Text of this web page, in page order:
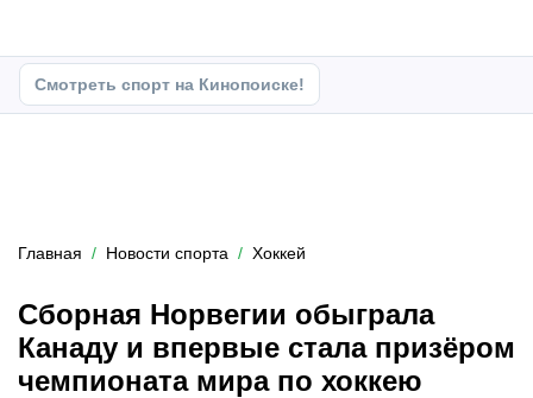
Смотреть спорт на Кинопоиске!
Главная Новости спорта Хоккей
Сборная Норвегии обыграла
Канаду и впервые стала призёром
чемпионата мира по хоккею